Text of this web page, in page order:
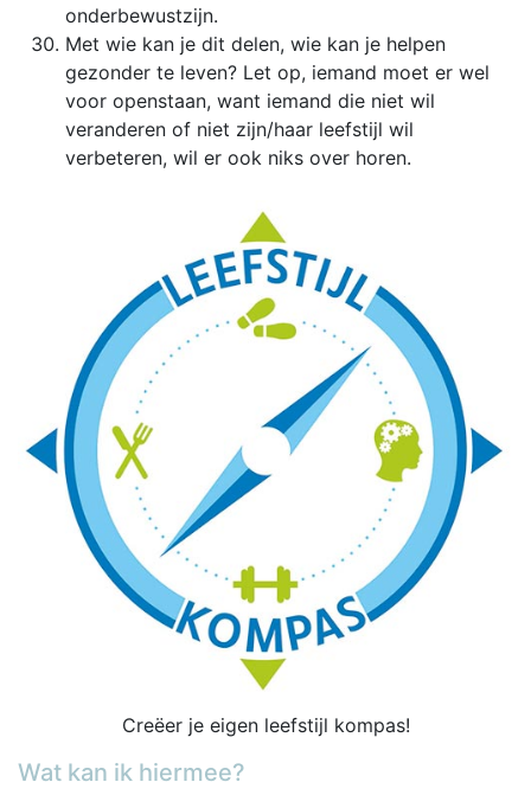
onderbewustzijn.
Met wie kan je dit delen, wie kan je helpen
gezonder te leven? Let op, iemand moet er wel
voor openstaan, want iemand die niet wil
veranderen of niet zijn/haar leefstijl wil
verbeteren, wil er ook niks over horen.
Creëer je eigen leefstijl kompas!
Wat kan ik hiermee?